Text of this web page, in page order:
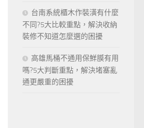
台南系統櫃木作裝潢有什麼
不同?5大比較重點，解決收納
裝修不知道怎麼選的困擾
高雄馬桶不通用保鮮膜有用
嗎?5大判斷重點，解決堵塞亂
通更嚴重的困擾